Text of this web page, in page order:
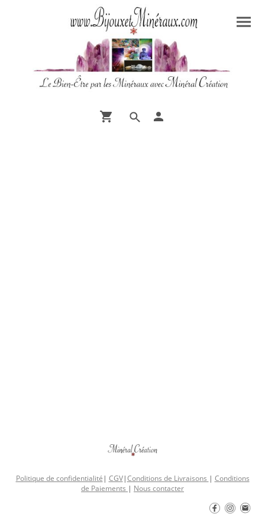
Politique de confidentialité | CGV|Conditions de Livraisons | Conditions
de Paiements | Nous contacter